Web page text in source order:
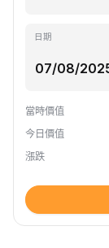
日期
當時價值
今日價值
漲跌